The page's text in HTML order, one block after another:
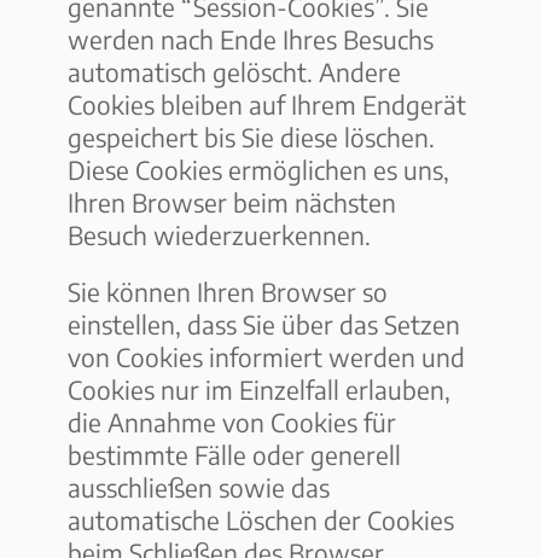
genannte “Session-Cookies”. Sie
werden nach Ende Ihres Besuchs
automatisch gelöscht. Andere
Cookies bleiben auf Ihrem Endgerät
gespeichert bis Sie diese löschen.
Diese Cookies ermöglichen es uns,
Ihren Browser beim nächsten
Besuch wiederzuerkennen.
Sie können Ihren Browser so
einstellen, dass Sie über das Setzen
von Cookies informiert werden und
Cookies nur im Einzelfall erlauben,
die Annahme von Cookies für
bestimmte Fälle oder generell
ausschließen sowie das
automatische Löschen der Cookies